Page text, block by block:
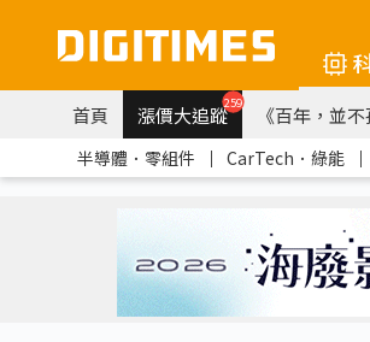
首頁 漲價大追蹤259 《百年，並
半導體．零組件 ｜ CarTech．綠能 ｜